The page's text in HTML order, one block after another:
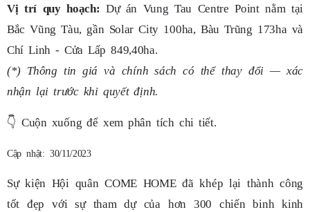
Vị trí quy hoạch: Dự án Vung Tau Centre Point nằm tại
Bắc Vũng Tàu, gần Solar City 100ha, Bàu Trũng 173ha và
Chí Linh - Cửa Lấp 849,40ha.
(*) Thông tin giá và chính sách có thể thay đổi — xác
nhận lại trước khi quyết định.
👇 Cuộn xuống để xem phân tích chi tiết.
Cập nhật: 30/11/2023
Sự kiện Hội quân COME HOME đã khép lại thành công
tốt đẹp với sự tham dự của hơn 300 chiến binh kinh